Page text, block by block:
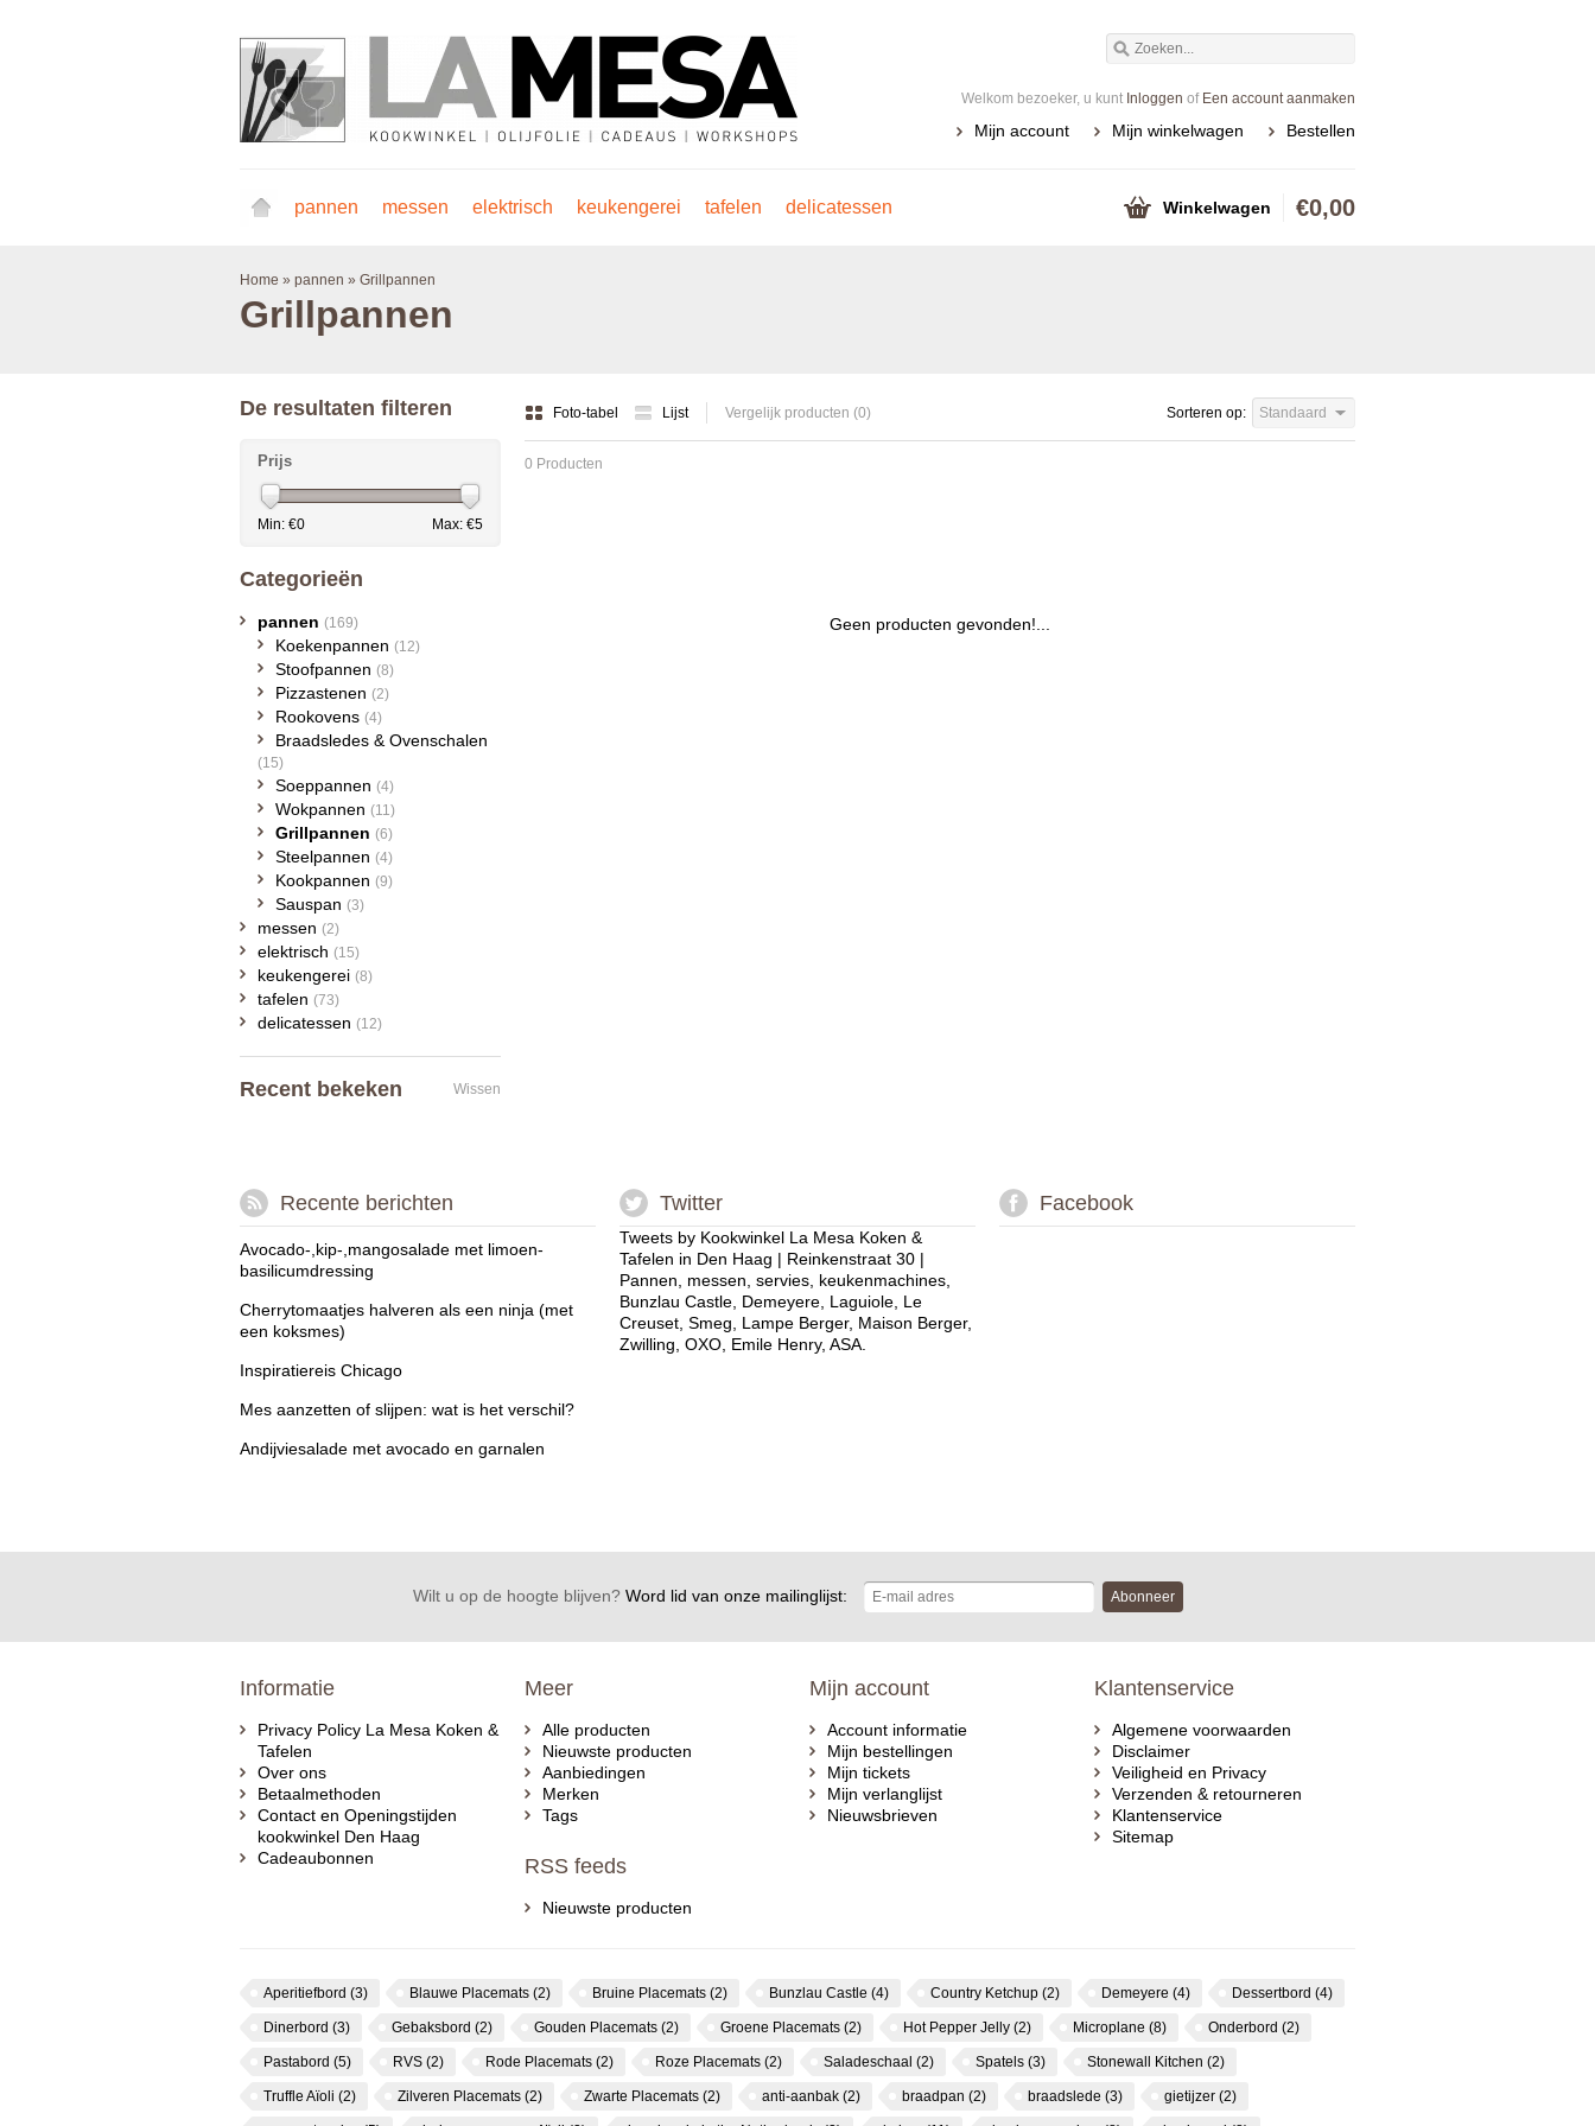
Welkom bezoeker, u kunt Inloggen of Een account aanmaken
Mijn account Mijn winkelwagen Bestellen
pannen messen elektrisch keukengerei tafelen delicatessen Winkelwagen €0,00
Home » pannen » Grillpannen
Grillpannen
Foto-tabel Lijst Vergelijk producten (0) Sorteren op: Standaard
0 Producten
Geen producten gevonden!...
De resultaten filteren
Prijs
Min: €0 Max: €5
Categorieën
pannen (169)
Koekenpannen (12)
Stoofpannen (8)
Pizzastenen (2)
Rookovens (4)
Braadsledes & Ovenschalen
(15)
Soeppannen (4)
Wokpannen (11)
Grillpannen (6)
Steelpannen (4)
Kookpannen (9)
Sauspan (3)
messen (2)
elektrisch (15)
keukengerei (8)
tafelen (73)
delicatessen (12)
Recent bekeken Wissen
Recente berichten
Avocado-,kip-,mangosalade met limoen-
basilicumdressing
Cherrytomaatjes halveren als een ninja (met
een koksmes)
Inspiratiereis Chicago
Mes aanzetten of slijpen: wat is het verschil?
Andijviesalade met avocado en garnalen
Twitter
Tweets by Kookwinkel La Mesa Koken &
Tafelen in Den Haag | Reinkenstraat 30 |
Pannen, messen, servies, keukenmachines,
Bunzlau Castle, Demeyere, Laguiole, Le
Creuset, Smeg, Lampe Berger, Maison Berger,
Zwilling, OXO, Emile Henry, ASA.
Facebook
Wilt u op de hoogte blijven?Word lid van onze mailinglijst: Abonneer
Informatie
Privacy Policy La Mesa Koken &
Tafelen
Over ons
Betaalmethoden
Contact en Openingstijden
kookwinkel Den Haag
Cadeaubonnen
Meer
Alle producten
Nieuwste producten
Aanbiedingen
Merken
Tags
RSS feeds
Nieuwste producten
Mijn account
Account informatie
Mijn bestellingen
Mijn tickets
Mijn verlanglijst
Nieuwsbrieven
Klantenservice
Algemene voorwaarden
Disclaimer
Veiligheid en Privacy
Verzenden & retourneren
Klantenservice
Sitemap
Aperitiefbord (3) Blauwe Placemats (2) Bruine Placemats (2) Bunzlau Castle (4) Country Ketchup (2) Demeyere (4) Dessertbord (4)
Dinerbord (3) Gebaksbord (2) Gouden Placemats (2) Groene Placemats (2) Hot Pepper Jelly (2) Microplane (8) Onderbord (2)
Pastabord (5) RVS (2) Rode Placemats (2) Roze Placemats (2) Saladeschaal (2) Spatels (3) Stonewall Kitchen (2)
Truffle Aïoli (2) Zilveren Placemats (2) Zwarte Placemats (2) anti-aanbak (2) braadpan (2) braadslede (3) gietijzer (2)